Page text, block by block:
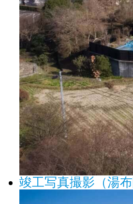
竣工写真撮影（湯